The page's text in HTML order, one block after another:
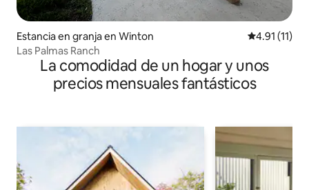
Estancia en granja en Winton Calificación
4.91 (11)
Las Palmas Ranch
La comodidad de un hogar y unos
precios mensuales fantásticos